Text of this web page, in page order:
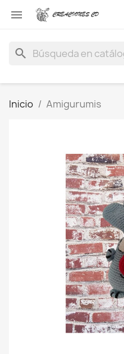

search
Inicio Amigurumis